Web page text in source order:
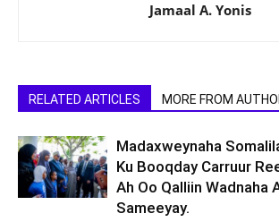
Jamaal A. Yonis
RELATED ARTICLES MORE FROM
Madaxweynaha
Ku Booqday Carruur
Ah Oo Qalliin Wadnaha
Sameeyay.